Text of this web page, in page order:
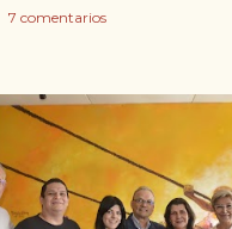
7 comentarios